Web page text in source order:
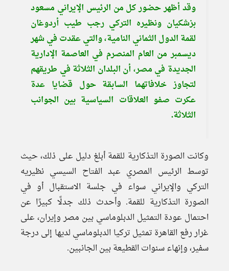
وقد أظهر حضور كل من الرئيس الإيراني مسعود
بزشكيان ونظيره التركي رجب طيب أردوغان
لقمة الدول الثماني النامية، والتي عقدت في شهر
ديسمبر من العام المنصرم في العاصمة الإدارية
الجديدة في مصر، أن البلدان الثلاثة في طريقهم
لتجاوز خلافاتهما السابقة حول قضايا عدة
عكرت صفو العلاقات السياسية بين الجوانب
الثلاثة.
وكانت الصورة التذكارية للقمة أبلغ دليل على ذلك، حيث
توسط الرئيس المصري عبد الفتاح السيسي نظيريه
التركي والإيراني سواء في جلسة الاستقبال أو في
الصورة التذكارية للقمة. وأحدث ذلك جدلًا كبيرًا عن
احتمال عودة التمثيل الدبلوماسي بين مصر وإيران، على
غرار رفع القاهرة تمثيل تركيا الدبلوماسي لديها إلى درجة
سفير، وإنهاء سنوات القطيعة بين الجانبين.